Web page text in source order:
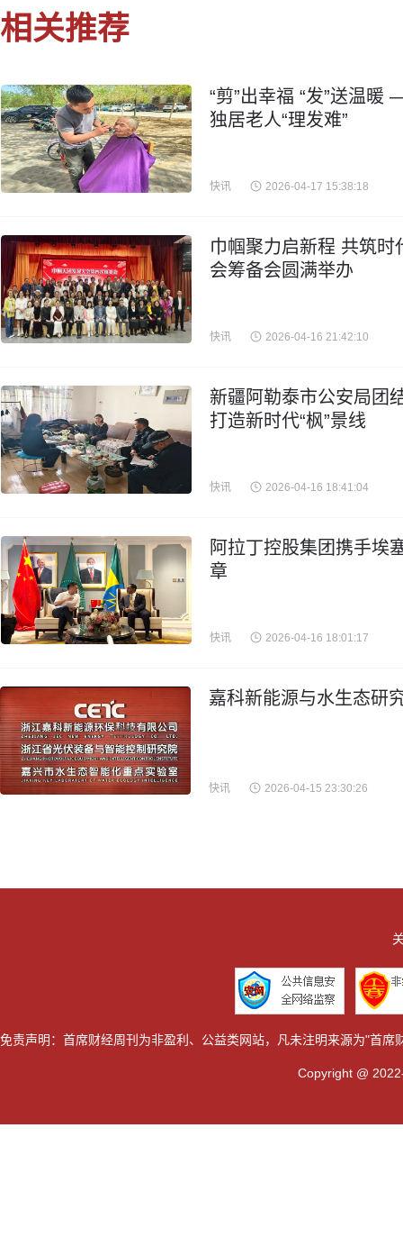
相关推荐
“剪”出幸福 “发”送温
独居老人“理发难”
快讯 2026-04-17 15:38:18
巾帼聚力启新程 共筑
会筹备会圆满举办
快讯 2026-04-16 21:42:10
新疆阿勒泰市公安局团
打造新时代“枫”景线
快讯 2026-04-16 18:41:04
阿拉丁控股集团携手埃
章
快讯 2026-04-16 18:01:17
嘉科新能源与水生态研
快讯 2026-04-15 23:30:26
免责声明：首席财经周刊为非盈利、公益类网站，凡未注明来源为"首
Copyright @